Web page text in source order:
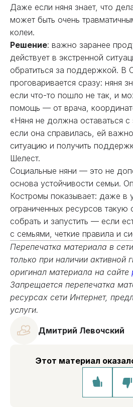
Даже если няня знает, что
может быть очень
колеи.
Решение: важно заранее
действует в экстренной
обратиться за поддержкой. В
проговаривается сразу: няня
если что-то пошло не так, и
помощь — от врача,
«Няня не должна оставаться
если она справилась, ей
ситуацию и получить
Шелест.
Социальные няни — это не
основа устойчивости семьи.
Костромы показывает: даже в
ограниченных ресурсов
собрать и запустить — если
с семьями, четкие правила и
Перепечатка материала в
только при наличии активной
оригинал материала на сайте
Запрещается перепечатка
ресурсах сети Интернет,
услуги.
Дмитрий Левочский
Этот материал